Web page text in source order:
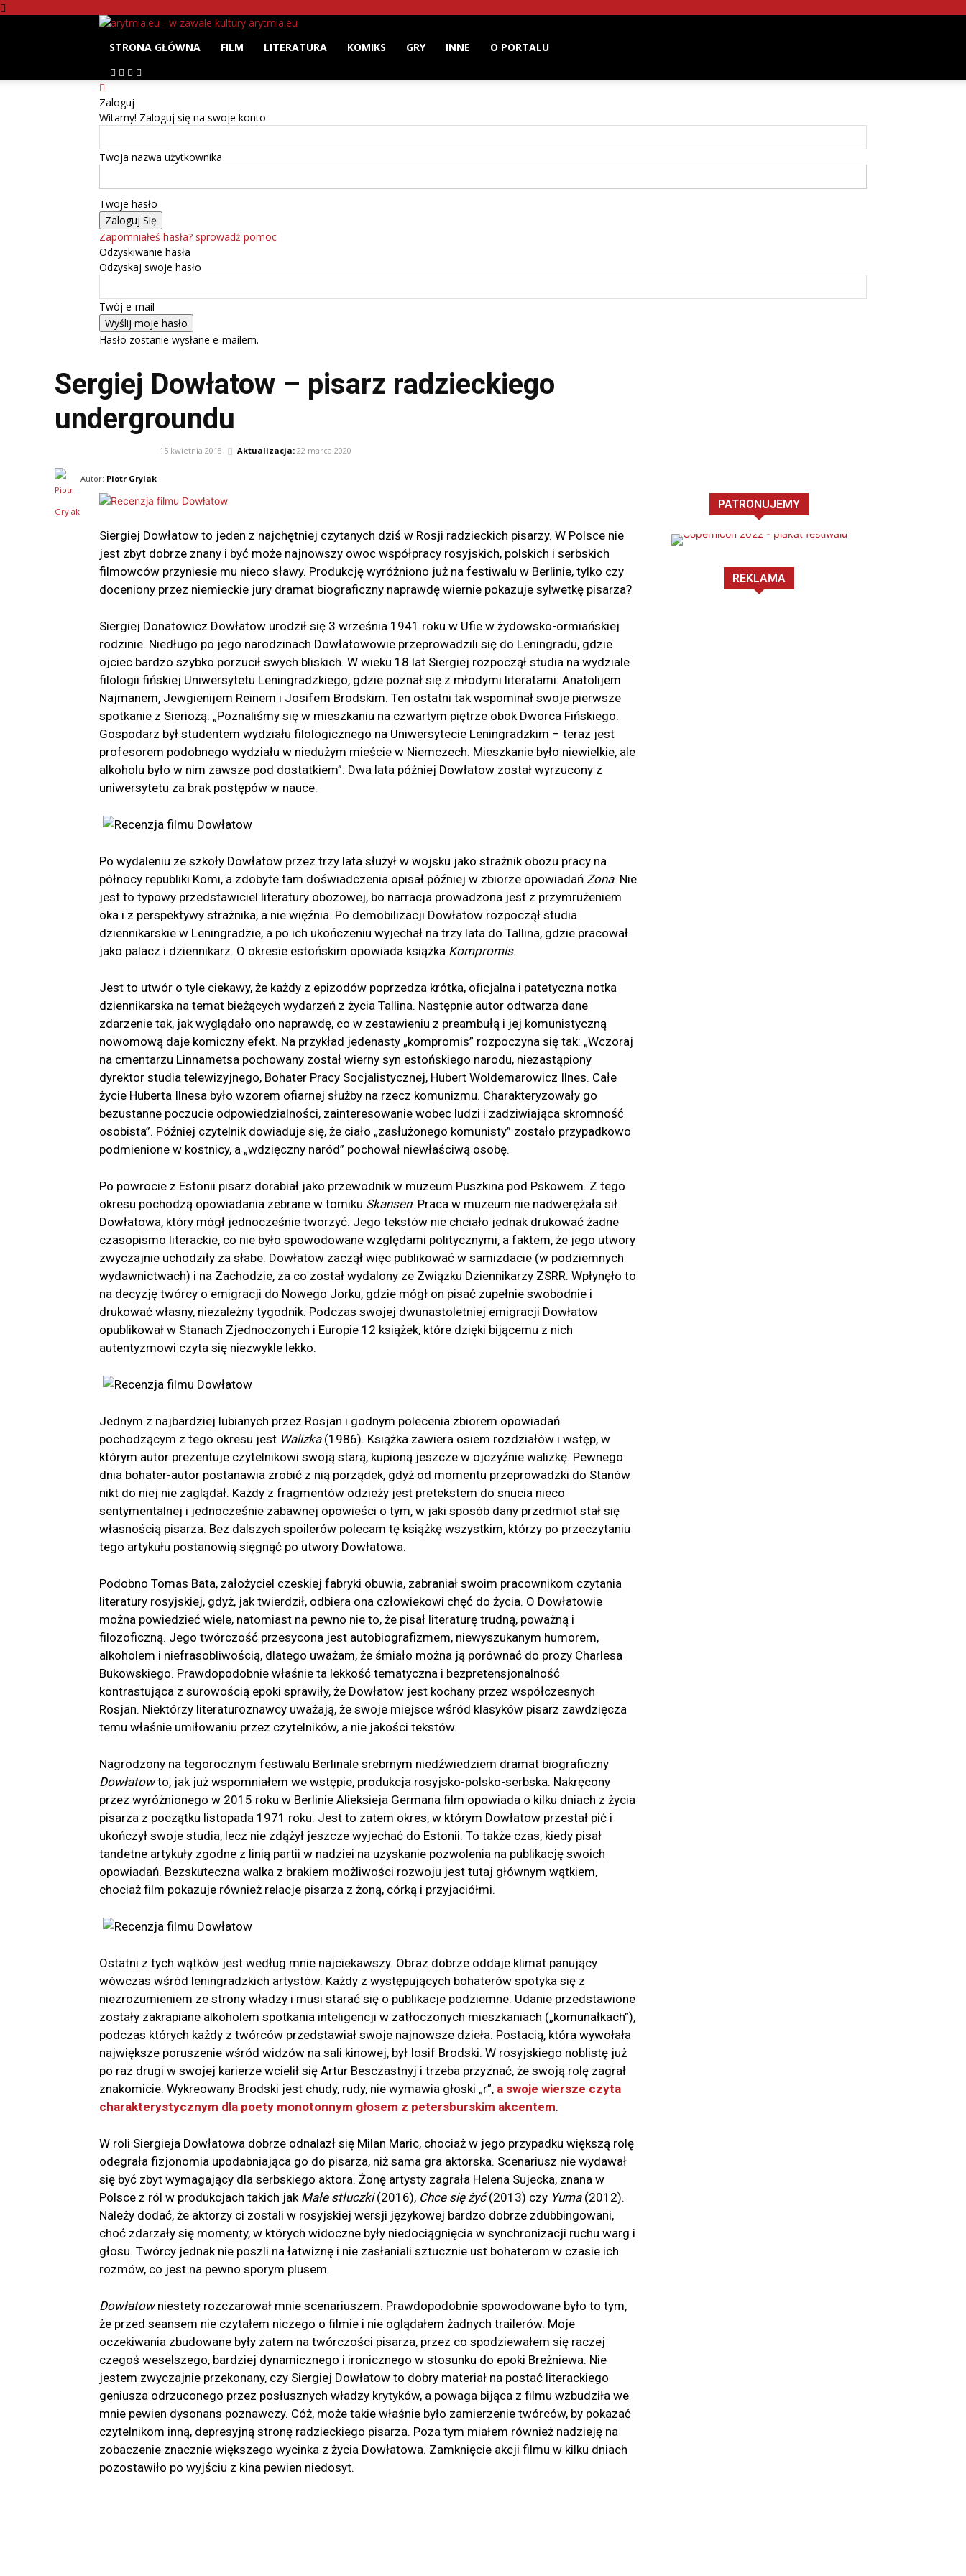
arytmia.eu
STRONA GŁÓWNA
FILM LITERATURA KOMIKS GRY INNE O PORTALU
Zaloguj
Witamy! Zaloguj się na swoje konto
Twoja nazwa użytkownika
Twoje hasło
Zapomniałeś hasła? sprowadź pomoc
Odzyskiwanie hasła
Odzyskaj swoje hasło
Twój e-mail
Hasło zostanie wysłane e-mailem.
Sergiej Dowłatow – pisarz radzieckiego
undergroundu
15 kwietnia 2018 Aktualizacja: 22 marca 2020
Autor: Piotr Grylak
Siergiej Dowłatow to jeden z najchętniej czytanych dziś w Rosji radzieckich pisarzy. W Polsce nie
jest zbyt dobrze znany i być może najnowszy owoc współpracy rosyjskich, polskich i serbskich
filmowców przyniesie mu nieco sławy. Produkcję wyróżniono już na festiwalu w Berlinie, tylko czy
doceniony przez niemieckie jury dramat biograficzny naprawdę wiernie pokazuje sylwetkę pisarza?
Siergiej Donatowicz Dowłatow urodził się 3 września 1941 roku w Ufie w żydowsko-ormiańskiej
rodzinie. Niedługo po jego narodzinach Dowłatowowie przeprowadzili się do Leningradu, gdzie
ojciec bardzo szybko porzucił swych bliskich. W wieku 18 lat Siergiej rozpoczął studia na wydziale
filologii fińskiej Uniwersytetu Leningradzkiego, gdzie poznał się z młodymi literatami: Anatolijem
Najmanem, Jewgienijem Reinem i Josifem Brodskim. Ten ostatni tak wspominał swoje pierwsze
spotkanie z Sieriożą: „Poznaliśmy się w mieszkaniu na czwartym piętrze obok Dworca Fińskiego.
Gospodarz był studentem wydziału filologicznego na Uniwersytecie Leningradzkim – teraz jest
profesorem podobnego wydziału w niedużym mieście w Niemczech. Mieszkanie było niewielkie, ale
alkoholu było w nim zawsze pod dostatkiem”. Dwa lata później Dowłatow został wyrzucony z
uniwersytetu za brak postępów w nauce.
Po wydaleniu ze szkoły Dowłatow przez trzy lata służył w wojsku jako strażnik obozu pracy na
północy republiki Komi, a zdobyte tam doświadczenia opisał później w zbiorze opowiadań Zona. Nie
jest to typowy przedstawiciel literatury obozowej, bo narracja prowadzona jest z przymrużeniem
oka i z perspektywy strażnika, a nie więźnia. Po demobilizacji Dowłatow rozpoczął studia
dziennikarskie w Leningradzie, a po ich ukończeniu wyjechał na trzy lata do Tallina, gdzie pracował
jako palacz i dziennikarz. O okresie estońskim opowiada książka Kompromis.
Jest to utwór o tyle ciekawy, że każdy z epizodów poprzedza krótka, oficjalna i patetyczna notka
dziennikarska na temat bieżących wydarzeń z życia Tallina. Następnie autor odtwarza dane
zdarzenie tak, jak wyglądało ono naprawdę, co w zestawieniu z preambułą i jej komunistyczną
nowomową daje komiczny efekt. Na przykład jedenasty „kompromis” rozpoczyna się tak: „Wczoraj
na cmentarzu Linnametsa pochowany został wierny syn estońskiego narodu, niezastąpiony
dyrektor studia telewizyjnego, Bohater Pracy Socjalistycznej, Hubert Woldemarowicz Ilnes. Całe
życie Huberta Ilnesa było wzorem ofiarnej służby na rzecz komunizmu. Charakteryzowały go
bezustanne poczucie odpowiedzialności, zainteresowanie wobec ludzi i zadziwiająca skromność
osobista”. Później czytelnik dowiaduje się, że ciało „zasłużonego komunisty” zostało przypadkowo
podmienione w kostnicy, a „wdzięczny naród” pochował niewłaściwą osobę.
Po powrocie z Estonii pisarz dorabiał jako przewodnik w muzeum Puszkina pod Pskowem. Z tego
okresu pochodzą opowiadania zebrane w tomiku Skansen. Praca w muzeum nie nadwerężała sił
Dowłatowa, który mógł jednocześnie tworzyć. Jego tekstów nie chciało jednak drukować żadne
czasopismo literackie, co nie było spowodowane względami politycznymi, a faktem, że jego utwory
zwyczajnie uchodziły za słabe. Dowłatow zaczął więc publikować w samizdacie (w podziemnych
wydawnictwach) i na Zachodzie, za co został wydalony ze Związku Dziennikarzy ZSRR. Wpłynęło to
na decyzję twórcy o emigracji do Nowego Jorku, gdzie mógł on pisać zupełnie swobodnie i
drukować własny, niezależny tygodnik. Podczas swojej dwunastoletniej emigracji Dowłatow
opublikował w Stanach Zjednoczonych i Europie 12 książek, które dzięki bijącemu z nich
autentyzmowi czyta się niezwykle lekko.
Jednym z najbardziej lubianych przez Rosjan i godnym polecenia zbiorem opowiadań
pochodzącym z tego okresu jest Walizka(1986). Książka zawiera osiem rozdziałów i wstęp, w
którym autor prezentuje czytelnikowi swoją starą, kupioną jeszcze w ojczyźnie walizkę. Pewnego
dnia bohater-autor postanawia zrobić z nią porządek, gdyż od momentu przeprowadzki do Stanów
nikt do niej nie zaglądał. Każdy z fragmentów odzieży jest pretekstem do snucia nieco
sentymentalnej i jednocześnie zabawnej opowieści o tym, w jaki sposób dany przedmiot stał się
własnością pisarza. Bez dalszych spoilerów polecam tę książkę wszystkim, którzy po przeczytaniu
tego artykułu postanowią sięgnąć po utwory Dowłatowa.
Podobno Tomas Bata, założyciel czeskiej fabryki obuwia, zabraniał swoim pracownikom czytania
literatury rosyjskiej, gdyż, jak twierdził, odbiera ona człowiekowi chęć do życia. O Dowłatowie
można powiedzieć wiele, natomiast na pewno nie to, że pisał literaturę trudną, poważną i
filozoficzną. Jego twórczość przesycona jest autobiografizmem, niewyszukanym humorem,
alkoholem i niefrasobliwością, dlatego uważam, że śmiało można ją porównać do prozy Charlesa
Bukowskiego. Prawdopodobnie właśnie ta lekkość tematyczna i bezpretensjonalność
kontrastująca z surowością epoki sprawiły, że Dowłatow jest kochany przez współczesnych
Rosjan. Niektórzy literaturoznawcy uważają, że swoje miejsce wśród klasyków pisarz zawdzięcza
temu właśnie umiłowaniu przez czytelników, a nie jakości tekstów.
Nagrodzony na tegorocznym festiwalu Berlinale srebrnym niedźwiedziem dramat biograficzny
Dowłatowto, jak już wspomniałem we wstępie, produkcja rosyjsko-polsko-serbska. Nakręcony
przez wyróżnionego w 2015 roku w Berlinie Alieksieja Germana film opowiada o kilku dniach z życia
pisarza z początku listopada 1971 roku. Jest to zatem okres, w którym Dowłatow przestał pić i
ukończył swoje studia, lecz nie zdążył jeszcze wyjechać do Estonii. To także czas, kiedy pisał
tandetne artykuły zgodne z linią partii w nadziei na uzyskanie pozwolenia na publikację swoich
opowiadań. Bezskuteczna walka z brakiem możliwości rozwoju jest tutaj głównym wątkiem,
chociaż film pokazuje również relacje pisarza z żoną, córką i przyjaciółmi.
Ostatni z tych wątków jest według mnie najciekawszy. Obraz dobrze oddaje klimat panujący
wówczas wśród leningradzkich artystów. Każdy z występujących bohaterów spotyka się z
niezrozumieniem ze strony władzy i musi starać się o publikacje podziemne. Udanie przedstawione
zostały zakrapiane alkoholem spotkania inteligencji w zatłoczonych mieszkaniach („komunałkach”),
podczas których każdy z twórców przedstawiał swoje najnowsze dzieła. Postacią, która wywołała
największe poruszenie wśród widzów na sali kinowej, był Iosif Brodski. W rosyjskiego noblistę już
po raz drugi w swojej karierze wcielił się Artur Besczastnyj i trzeba przyznać, że swoją rolę zagrał
znakomicie. Wykreowany Brodski jest chudy, rudy, nie wymawia głoski „r”, a swoje wiersze czyta
charakterystycznym dla poety monotonnym głosem z petersburskim akcentem.
W roli Siergieja Dowłatowa dobrze odnalazł się Milan Maric, chociaż w jego przypadku większą rolę
odegrała fizjonomia upodabniająca go do pisarza, niż sama gra aktorska. Scenariusz nie wydawał
się być zbyt wymagający dla serbskiego aktora. Żonę artysty zagrała Helena Sujecka, znana w
Polsce z ról w produkcjach takich jak Małe stłuczki(2016), Chce się żyć(2013) czy Yuma(2012).
Należy dodać, że aktorzy ci zostali w rosyjskiej wersji językowej bardzo dobrze zdubbingowani,
choć zdarzały się momenty, w których widoczne były niedociągnięcia w synchronizacji ruchu warg i
głosu. Twórcy jednak nie poszli na łatwiznę i nie zasłaniali sztucznie ust bohaterom w czasie ich
rozmów, co jest na pewno sporym plusem.
Dowłatowniestety rozczarował mnie scenariuszem. Prawdopodobnie spowodowane było to tym,
że przed seansem nie czytałem niczego o filmie i nie oglądałem żadnych trailerów. Moje
oczekiwania zbudowane były zatem na twórczości pisarza, przez co spodziewałem się raczej
czegoś weselszego, bardziej dynamicznego i ironicznego w stosunku do epoki Breżniewa. Nie
jestem zwyczajnie przekonany, czy Siergiej Dowłatow to dobry materiał na postać literackiego
geniusza odrzuconego przez posłusznych władzy krytyków, a powaga bijąca z filmu wzbudziła we
mnie pewien dysonans poznawczy. Cóż, może takie właśnie było zamierzenie twórców, by pokazać
czytelnikom inną, depresyjną stronę radzieckiego pisarza. Poza tym miałem również nadzieję na
zobaczenie znacznie większego wycinka z życia Dowłatowa. Zamknięcie akcji filmu w kilku dniach
pozostawiło po wyjściu z kina pewien niedosyt.
PATRONUJEMY
REKLAMA